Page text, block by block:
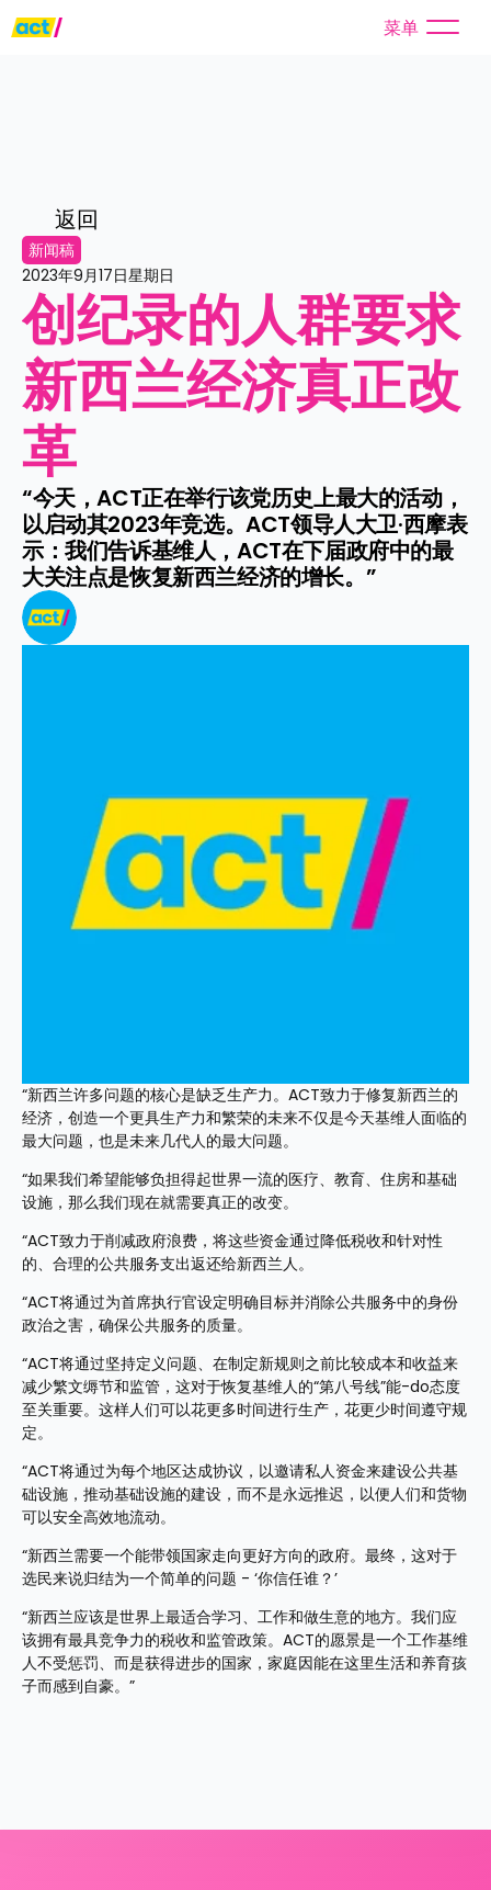
菜单
返回
新闻稿
2023年9月17日星期日
创纪录的人群要求
新西兰经济真正改
革
“今天，ACT正在举行该党历史上最大的活动，
以启动其2023年竞选。ACT领导人大卫·西摩表
示：我们告诉基维人，ACT在下届政府中的最
大关注点是恢复新西兰经济的增长。”
“新西兰许多问题的核心是缺乏生产力。ACT致力于修复新西兰的
经济，创造一个更具生产力和繁荣的未来不仅是今天基维人面临的
最大问题，也是未来几代人的最大问题。
“如果我们希望能够负担得起世界一流的医疗、教育、住房和基础
设施，那么我们现在就需要真正的改变。
“ACT致力于削减政府浪费，将这些资金通过降低税收和针对性
的、合理的公共服务支出返还给新西兰人。
“ACT将通过为首席执行官设定明确目标并消除公共服务中的身份
政治之害，确保公共服务的质量。
“ACT将通过坚持定义问题、在制定新规则之前比较成本和收益来
减少繁文缛节和监管，这对于恢复基维人的“第八号线”能-do态度
至关重要。这样人们可以花更多时间进行生产，花更少时间遵守规
定。
“ACT将通过为每个地区达成协议，以邀请私人资金来建设公共基
础设施，推动基础设施的建设，而不是永远推迟，以便人们和货物
可以安全高效地流动。
“新西兰需要一个能带领国家走向更好方向的政府。最终，这对于
选民来说归结为一个简单的问题 - ‘你信任谁？’
“新西兰应该是世界上最适合学习、工作和做生意的地方。我们应
该拥有最具竞争力的税收和监管政策。ACT的愿景是一个工作基维
人不受惩罚、而是获得进步的国家，家庭因能在这里生活和养育孩
子而感到自豪。”